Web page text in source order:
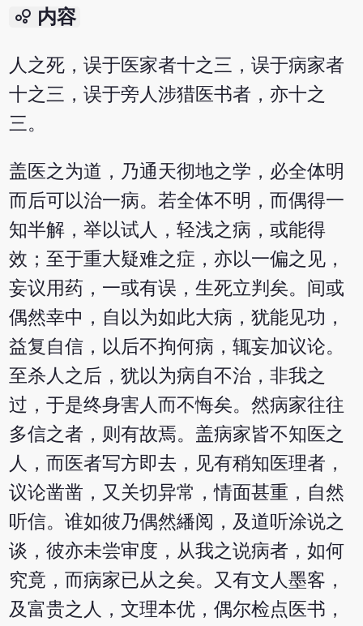
bubble_chart 内容
人之死，误于医家者十之三，误于病家者
十之三，误于旁人涉猎医书者，亦十之
三。
盖医之为道，乃通天彻地之学，必全体明
而后可以治一病。若全体不明，而偶得一
知半解，举以试人，轻浅之病，或能得
效；至于重大疑难之症，亦以一偏之见，
妄议用药，一或有误，生死立判矣。间或
偶然幸中，自以为如此大病，犹能见功，
益复自信，以后不拘何病，辄妄加议论。
至杀人之后，犹以为病自不治，非我之
过，于是终身害人而不悔矣。然病家往往
多信之者，则有故焉。盖病家皆不知医之
人，而医者写方即去，见有稍知医理者，
议论凿凿，又关切异常，情面甚重，自然
听信。谁如彼乃偶然繙阅，及道听涂说之
谈，彼亦未尝审度，从我之说病者，如何
究竟，而病家已从之矣。又有文人墨客，
及富贵之人，文理本优，偶尔检点医书，